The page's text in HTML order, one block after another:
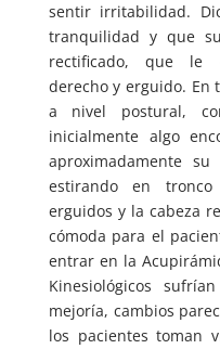
sentir irritabilidad.
tranquilidad y que
rectificado, que le
derecho y erguido. En
a nivel postural,
inicialmente algo
aproximadamente
estirando en
erguidos y la cabeza
cómoda para el
entrar en la
Kinesiológicos
mejoría, cambios
los pacientes toman